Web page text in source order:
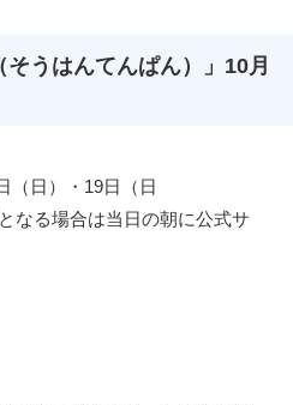
うはんてんぱん）」10月
（日）・19日（日
なる場合は当日の朝に公式サ